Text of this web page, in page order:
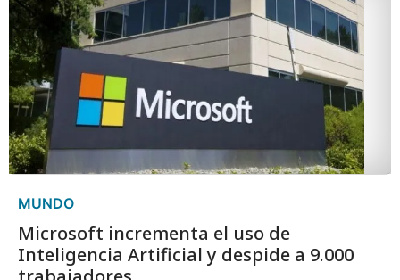
MUNDO
Microsoft incrementa el uso de
Inteligencia Artificial y despide a 9.000